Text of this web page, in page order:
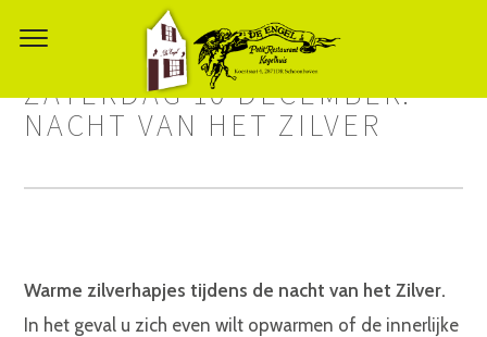
ZATERDAG 10 DECEMBER:
NACHT VAN HET ZILVER
Warme zilverhapjes tijdens de nacht van het Zilver.
In het geval u zich even wilt opwarmen of de innerlijke